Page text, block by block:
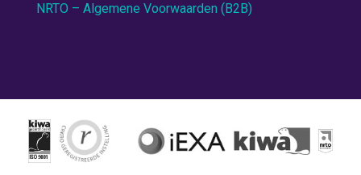
NRTO – Algemene Voorwaarden (B2B)